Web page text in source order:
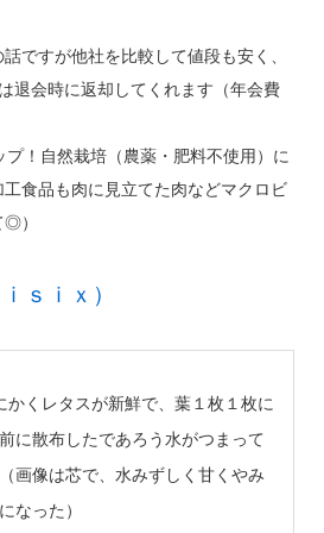
ですが他社を比較して値段も安く、
退会時に返却してくれます（年会費
！自然栽培（農薬・肥料不使用）に
食品も肉に見立てた肉などマクロビ
）
ｓｉｘ）
かくレタスが新鮮で、葉１枚１枚に
に散布したであろう水がつまって
画像は芯で、水みずしく甘くやみ
なった）